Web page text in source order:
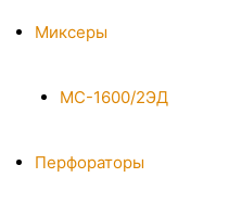
Миксеры
МС-1600/2ЭД
Перфораторы